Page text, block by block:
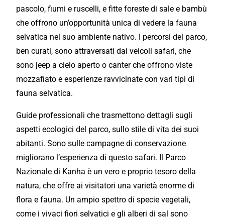
pascolo, fiumi e ruscelli, e fitte foreste di sale e bambù
che offrono un’opportunità unica di vedere la fauna
selvatica nel suo ambiente nativo. I percorsi del parco,
ben curati, sono attraversati dai veicoli safari, che
sono jeep a cielo aperto o canter che offrono viste
mozzafiato e esperienze ravvicinate con vari tipi di
fauna selvatica.
Guide professionali che trasmettono dettagli sugli
aspetti ecologici del parco, sullo stile di vita dei suoi
abitanti. Sono sulle campagne di conservazione
migliorano l’esperienza di questo safari. Il Parco
Nazionale di Kanha è un vero e proprio tesoro della
natura, che offre ai visitatori una varietà enorme di
flora e fauna. Un ampio spettro di specie vegetali,
come i vivaci fiori selvatici e gli alberi di sal sono